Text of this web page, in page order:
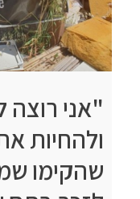
"אני רוצה
ולהחיות
שהקימו